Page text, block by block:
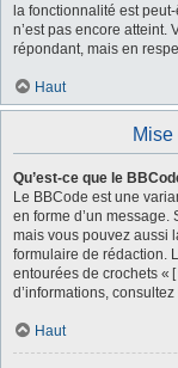
la fonctionnalité est
n’est pas encore atteint.
répondant, mais en
Haut
Qu’est-ce que le
Le BBCode est une
en forme d’un
mais vous pouvez aussi
formulaire de rédaction.
entourées de crochets «
d’informations,
Haut